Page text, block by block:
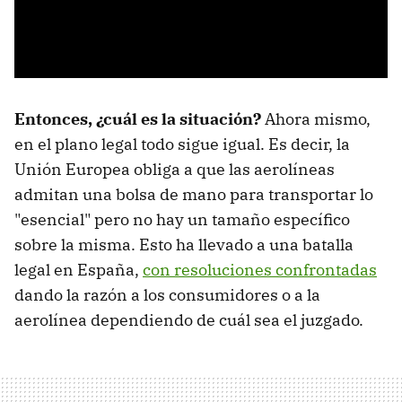
Entonces, ¿cuál es la situación?Ahora mismo,
en el plano legal todo sigue igual. Es decir, la
Unión Europea obliga a que las aerolíneas
admitan una bolsa de mano para transportar lo
"esencial" pero no hay un tamaño específico
sobre la misma. Esto ha llevado a una batalla
legal en España, con resoluciones confrontadas
dando la razón a los consumidores o a la
aerolínea dependiendo de cuál sea el juzgado.